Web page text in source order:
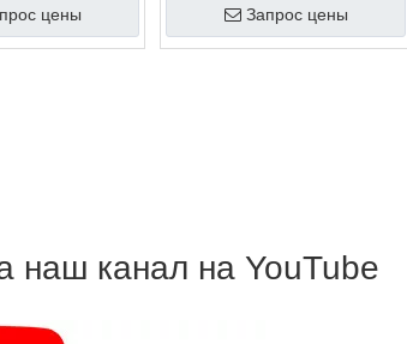
системой качества
ISO
цены
и сертификатом CE
Запрос цены
наш канал на YouTube